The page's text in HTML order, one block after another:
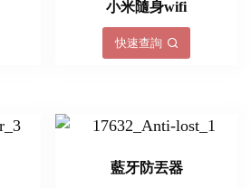
小米隨身wifi
快速查詢
藍牙防丟器